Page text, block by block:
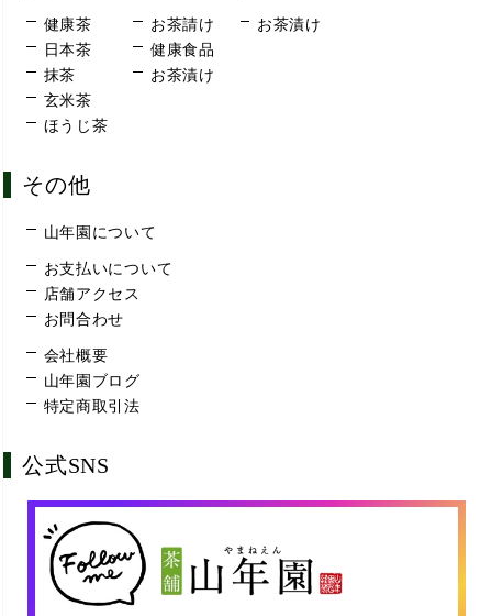
健康茶
日本茶
抹茶
玄米茶
ほうじ茶
お茶請け
健康食品
お茶漬け
お茶漬け
その他
山年園について
お支払いについて
店舗アクセス
お問合わせ
会社概要
山年園ブログ
特定商取引法
公式SNS